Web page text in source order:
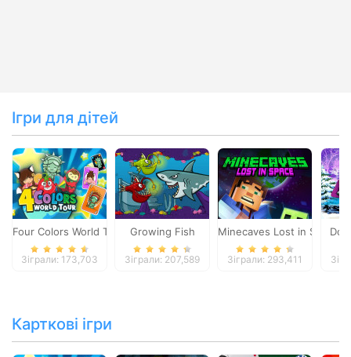
Ігри для дітей
Four Colors World Tour
Зіграли: 173,703
Growing Fish
Зіграли: 207,589
Minecaves Lost in Space
Зіграли: 293,411
Карткові ігри